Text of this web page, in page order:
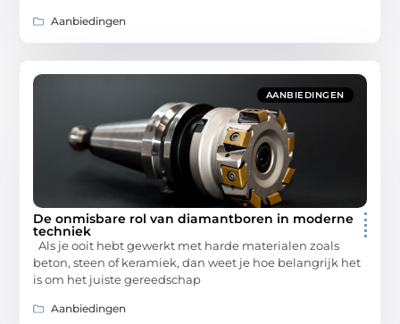
Aanbiedingen
AANBIEDINGEN
De onmisbare rol van diamantboren in moderne
techniek
Als je ooit hebt gewerkt met harde materialen zoals
beton, steen of keramiek, dan weet je hoe belangrijk het
is om het juiste gereedschap
Aanbiedingen